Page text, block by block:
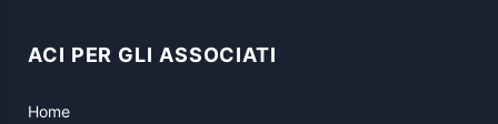
ACI PER GLI ASSOCIATI
Home